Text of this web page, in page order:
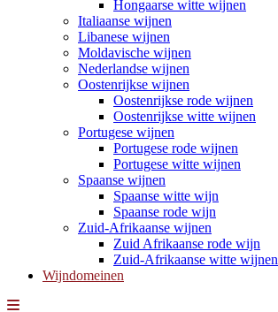
Hongaarse witte wijnen
Italiaanse wijnen
Libanese wijnen
Moldavische wijnen
Nederlandse wijnen
Oostenrijkse wijnen
Oostenrijkse rode wijnen
Oostenrijkse witte wijnen
Portugese wijnen
Portugese rode wijnen
Portugese witte wijnen
Spaanse wijnen
Spaanse witte wijn
Spaanse rode wijn
Zuid-Afrikaanse wijnen
Zuid Afrikaanse rode wijn
Zuid-Afrikaanse witte wijnen
Wijndomeinen